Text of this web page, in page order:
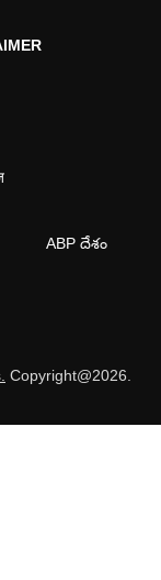
ABP దేశం
Copyright@2026.